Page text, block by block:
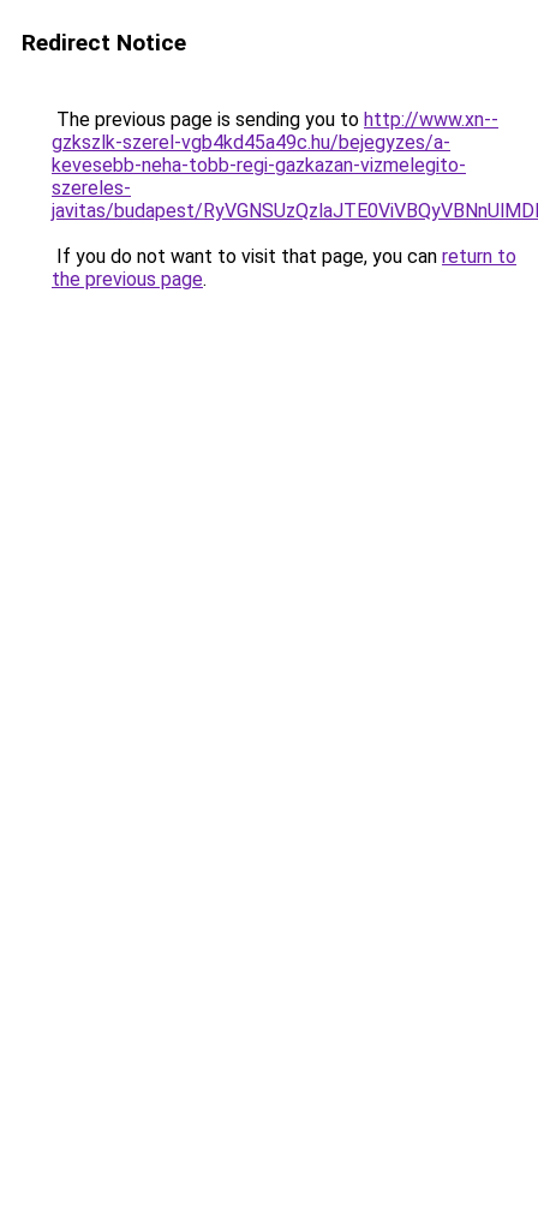
Redirect Notice
The previous page is sending you to http://www.xn--
gzkszlk-szerel-vgb4kd45a49c.hu/bejegyzes/a-
kevesebb-neha-tobb-regi-gazkazan-vizmelegito-
szereles-
javitas/budapest/
If you do not want to visit that page, you can return to
the previous page.